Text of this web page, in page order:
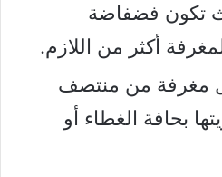
تكون فضفاضة
أكثر من اللازم.
مغرفة من منتصف
بحافة الغطاء أو